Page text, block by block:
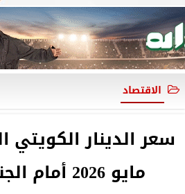
الاقتصاد
مايو 2026 أمام الجنيه المصري